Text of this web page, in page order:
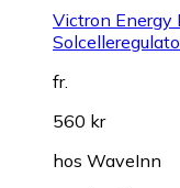
Victron Energy
fr.
560 kr
hos WaveInn